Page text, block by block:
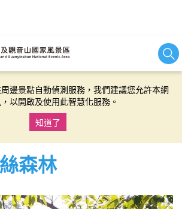
相關技術以持續優化網站服務，並有助於為
邊景點自動偵測服務，我們建議您允許本網
以開啟及使用此智慧化服務。
知道了
森林